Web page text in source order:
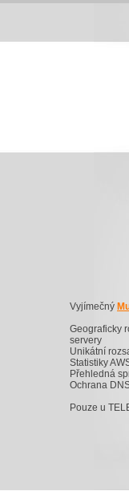
Vyjímečný
Geograficky
servery
Unikátní
Statistiky
Přehledná
Ochrana
Pouze u